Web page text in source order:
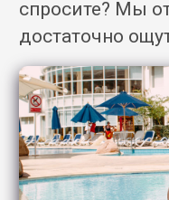
спросите? Мы
достаточно